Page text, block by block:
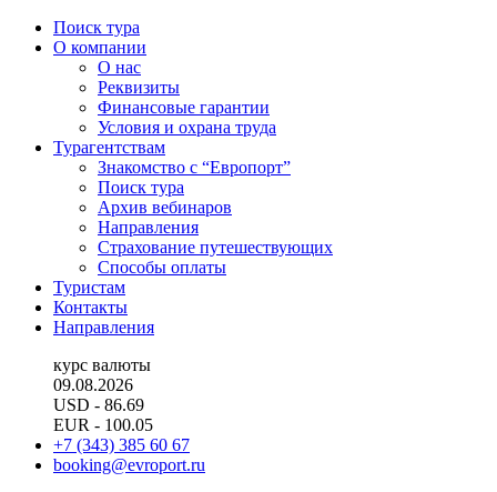
Поиск тура
О компании
О нас
Реквизиты
Финансовые гарантии
Условия и охрана труда
Турагентствам
Знакомство с “Европорт”
Поиск тура
Архив вебинаров
Направления
Страхование путешествующих
Способы оплаты
Туристам
Контакты
Направления
курс валюты
09.08.2026
USD - 86.69
EUR - 100.05
+7 (343) 385 60 67
booking@evroport.ru